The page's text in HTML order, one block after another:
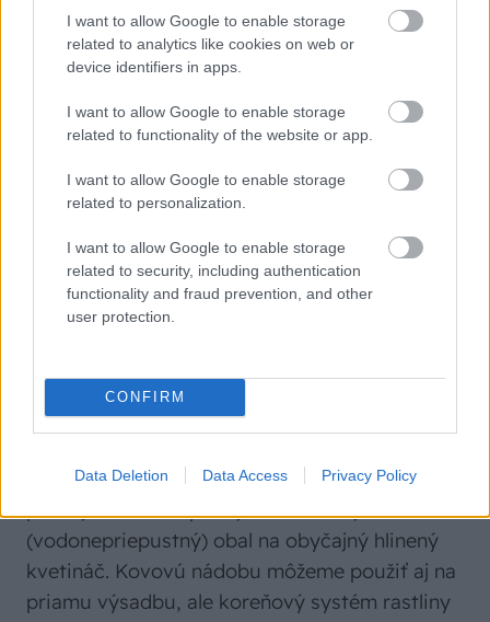
I want to allow Google to enable storage
related to analytics like cookies on web or
device identifiers in apps.
I want to allow Google to enable storage
related to functionality of the website or app.
I want to allow Google to enable storage
related to personalization.
I want to allow Google to enable storage
related to security, including authentication
functionality and fraud prevention, and other
user protection.
CONFIRM
Data Deletion Data Access Privacy Policy
je vhodný do teplejších oblastí, keďže v lete
odráža teplo, kým tmavý sa hodí do chladných,
pretože akumuluje teplo. Nevýhodou
kvetináčov z plastov je ich nepriedušnosť,
takže koreňový systém rastliny v nich je
mimoriadne citlivý na preliatie a ľahko zahníva,
ak premokrenie substrátu trvá dlhšie.
Kovové nádoby
Celokovové výsadbové nádoby môžu mať
podobu pozinkovaného plechového vedra i
Striebristé plechové nádoby sú v súčasnosti
veľmi moderné, sú vhodné do moderných
nádoby môže byť problémom odtokový otvor,
preto je vhodné využiť ju ako vonkajší
(vodonepriepustný) obal na obyčajný hlinený
kvetináč. Kovovú nádobu môžeme použiť aj na
priamu výsadbu, ale koreňový systém rastliny